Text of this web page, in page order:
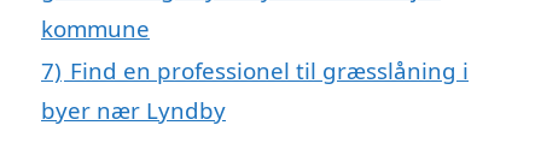
kommune
7) Find en professionel til græsslåning i
byer nær Lyndby